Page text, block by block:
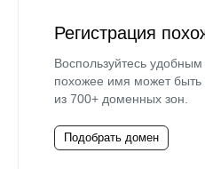
Регистрация
Воспользуйтесь
похожее имя может быть
из 700+ доменных зон.
Подобрать домен